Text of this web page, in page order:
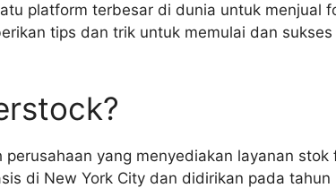
platform terbesar di dunia untuk menjual
tips dan trik untuk memulai dan
yang menyediakan layanan
di New York City dan didirikan pada